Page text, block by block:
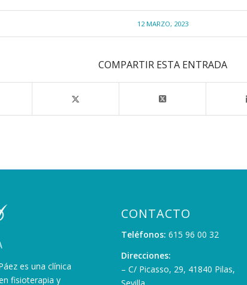
12 MARZO, 2023
COMPARTIR ESTA ENTRADA
es una clínica
fisioterapia y
CONTACTO
Teléfonos: 615 96 00 32
Direcciones:
– C/ Picasso, 29, 41840 Pilas,